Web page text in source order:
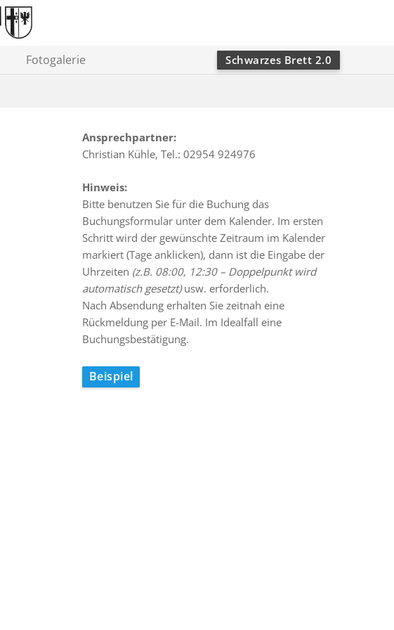
Fotogalerie Schwarzes Brett 2.0
Ansprechpartner:
Christian Kühle, Tel.: 02954 924976
Hinweis:
Bitte benutzen Sie für die Buchung das
Buchungsformular unter dem Kalender. Im ersten
Schritt wird der gewünschte Zeitraum im Kalender
markiert (Tage anklicken), dann ist die Eingabe der
Uhrzeiten (z.B. 08:00, 12:30 – Doppelpunkt wird
automatisch gesetzt)usw. erforderlich.
Nach Absendung erhalten Sie zeitnah eine
Rückmeldung per E-Mail. Im Idealfall eine
Buchungsbestätigung.
Beispiel